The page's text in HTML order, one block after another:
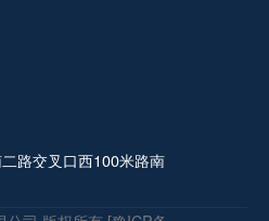
路交叉口西100米路南